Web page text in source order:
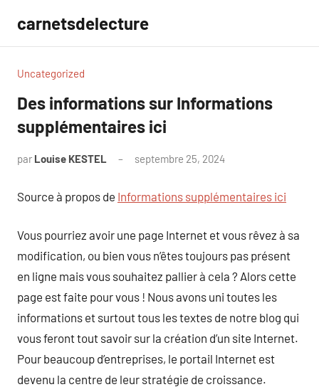
contenu
carnetsdelecture
Uncategorized
Des informations sur Informations
supplémentaires ici
par Louise KESTEL septembre 25, 2024
Source à propos de Informations supplémentaires ici
Vous pourriez avoir une page Internet et vous rêvez à sa
modification, ou bien vous n’êtes toujours pas présent
en ligne mais vous souhaitez pallier à cela ? Alors cette
page est faite pour vous ! Nous avons uni toutes les
informations et surtout tous les textes de notre blog qui
vous feront tout savoir sur la création d’un site Internet.
Pour beaucoup d’entreprises, le portail Internet est
devenu la centre de leur stratégie de croissance.